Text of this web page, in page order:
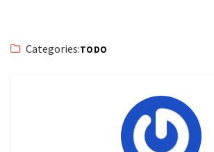
Categories:TODO